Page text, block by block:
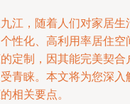
江，随着人们对家居
性化、高利用率居住
定制，因其能完美契
青睐。本文将为您深
相关要点。